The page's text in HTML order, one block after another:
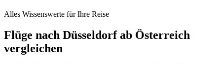
Alles Wissenswerte für Ihre Reise
Flüge nach Düsseldorf ab Österreich
vergleichen